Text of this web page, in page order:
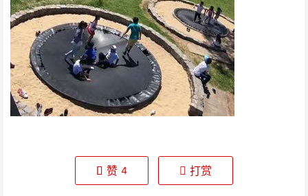
赞 4 打赏